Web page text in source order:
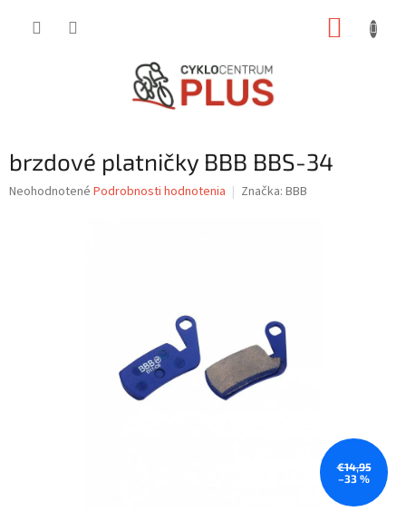
brzdové platničky BBB BBS-34
Priemerné
Neohodnotené Podrobnosti hodnotenia Značka: BBB
€14,95
–33 %